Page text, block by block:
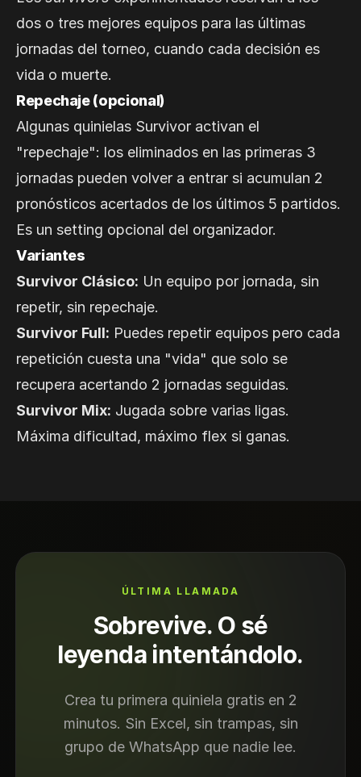
dos o tres mejores equipos para las últimas
jornadas del torneo, cuando cada decisión es
vida o muerte.
Repechaje (opcional)
Algunas quinielas Survivor activan el
"repechaje": los eliminados en las primeras 3
jornadas pueden volver a entrar si acumulan 2
pronósticos acertados de los últimos 5 partidos.
Es un setting opcional del organizador.
Variantes
Survivor Clásico: Un equipo por jornada, sin
repetir, sin repechaje.
Survivor Full: Puedes repetir equipos pero cada
repetición cuesta una "vida" que solo se
recupera acertando 2 jornadas seguidas.
Survivor Mix: Jugada sobre varias ligas.
Máxima dificultad, máximo flex si ganas.
ÚLTIMA LLAMADA
Sobrevive. O sé
leyenda intentándolo.
Crea tu primera quiniela gratis en 2
minutos. Sin Excel, sin trampas, sin
grupo de WhatsApp que nadie lee.